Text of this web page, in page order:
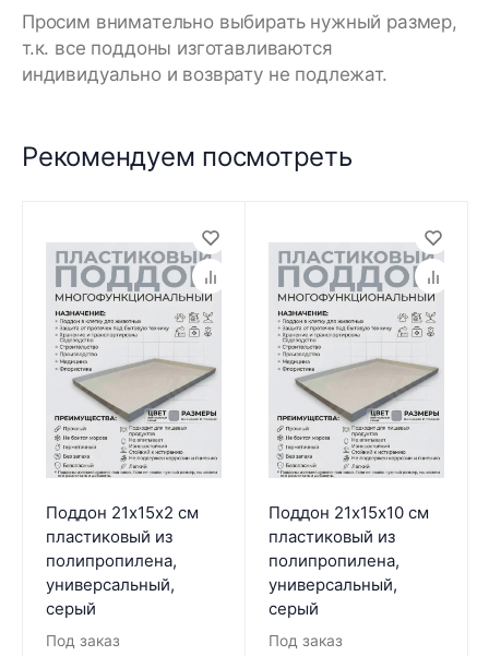
Просим внимательно выбирать нужный размер,
т.к. все поддоны изготавливаются
индивидуально и возврату не подлежат.
Рекомендуем посмотреть
Поддон 21х15х2 см
пластиковый из
полипропилена,
универсальный,
серый
Под заказ
Поддон 21х15х10 см
пластиковый из
полипропилена,
универсальный,
серый
Под заказ